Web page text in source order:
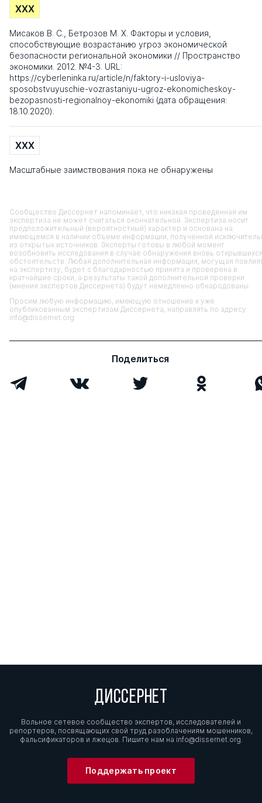
XXX
Мисаков В. С., Бетрозов М. Х. Факторы и условия,
способствующие возрастанию угроз экономической
безопасности региональной экономики // Пространство
экономики. 2012. №4-3. URL:
https://cyberleninka.ru/article/n/faktory-i-usloviya-
sposobstvuyuschie-vozrastaniyu-ugroz-ekonomicheskoy-
bezopasnosti-regionalnoy-ekonomiki (дата обращения:
18.10.2020).
XXX
Масштабные заимствования пока не обнаружены
Сообщество Диссернет напоминает, что никакая проведенная им
экспертиза не может считаться окончательной. Экспертиза носит
предположительный (вероятностный) характер и основана на
имеющемся в наличии объеме информации, полученной
из открытых источников. Эксперты готовы в любой момент
возобновить исследования в случае обнаружения вновь
обстоятельств. Любая дополнительная информация, могущая
на экспертизу, будет с благодарностью принята и проверена в
кратчайшие сроки, а результаты такой дополнительной проверки
(мнения экспертов Диссернета) будут немедленно обнародованы.
Просим любую информацию, имеющую отношение к уже
опубликованным экспертизам Диссернета, направлять по адресу
info@dissernet.org
Поделиться
ДИССЕРНЕТ
Вольное сетевое сообщество экспертов, исследователей и
репортеров, посвящающих свой труд разоблачениям мошенников,
фальсификаторов и лжецов. Пишите нам на info@dissernet.org.
Поддержать проект